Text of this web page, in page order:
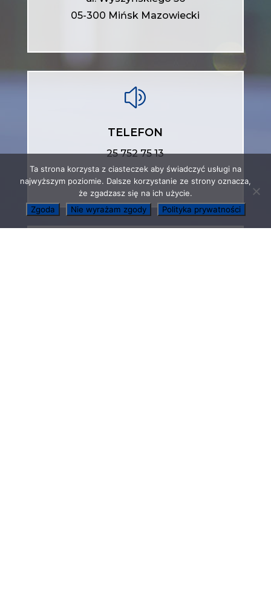
05-300 Mińsk Mazowiecki
z
TELEFON
25 752 75 13
Ta strona korzysta z ciasteczek aby świadczyć usługi na
najwyższym poziomie. Dalsze korzystanie ze strony oznacza,
że zgadzasz się na ich użycie.
Zgoda
Nie wyrażam zgody Polityka prywatności